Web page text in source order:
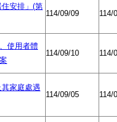
住安排」(第
114/09/09 114/
使用者體
114/09/10 114/
家庭處遇
114/09/05 114/